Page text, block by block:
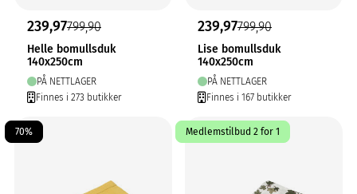
239,97799,90
Helle bomullsduk
140x250cm
PÅ NETTLAGER
Finnes i 273 butikker
239,97799,90
Lise bomullsduk
140x250cm
PÅ NETTLAGER
Finnes i 167 butikker
70% Medlemstilbud 2 for 1